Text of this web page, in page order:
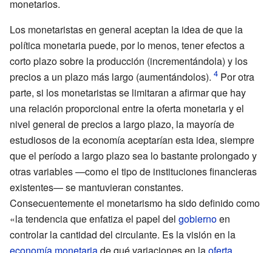
monetarios.
Los monetaristas en general aceptan la idea de que la
política monetaria puede, por lo menos, tener efectos a
corto plazo sobre la producción (incrementándola) y los
precios a un plazo más largo (aumentándolos).
Por otra
parte, si los monetaristas se limitaran a afirmar que hay
una relación proporcional entre la oferta monetaria y el
nivel general de precios a largo plazo, la mayoría de
estudiosos de la economía aceptarían esta idea, siempre
que el período a largo plazo sea lo bastante prolongado y
otras variables —como el tipo de instituciones financieras
existentes— se mantuvieran constantes.
Consecuentemente el monetarismo ha sido definido como
«la tendencia que enfatiza el papel del gobiernoen
controlar la cantidad del circulante. Es la visión en la
economía monetariade qué variaciones en laoferta